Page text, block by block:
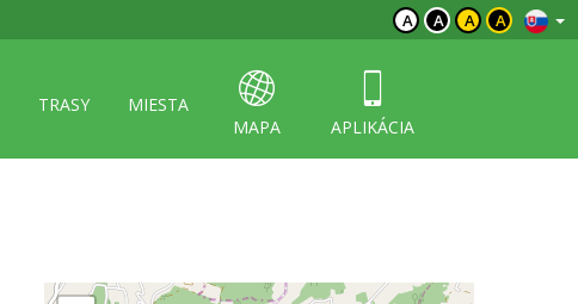
A A A A
TRASY
MIESTA
MAPA
APLIKÁCIA